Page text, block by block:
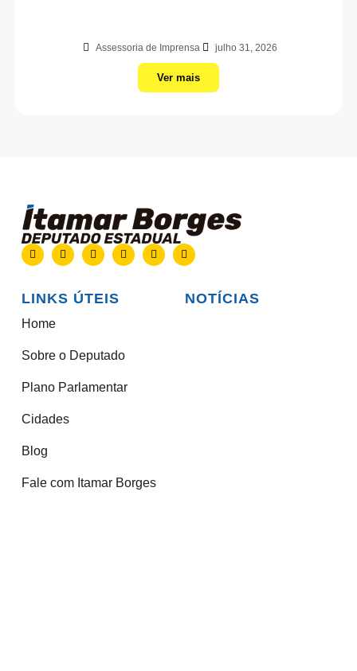
Assessoria de Imprensa julho 31, 2026
Ver mais
LINKS ÚTEIS
Home
Sobre o Deputado
Plano Parlamentar
Cidades
Blog
Fale com Itamar Borges
NOTÍCIAS